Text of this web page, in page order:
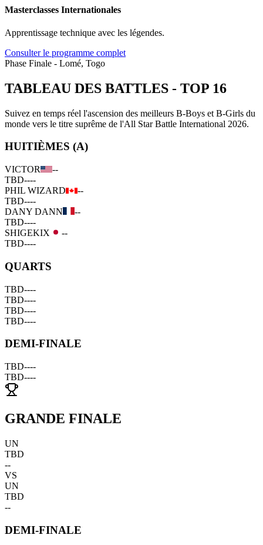
Masterclasses Internationales
Apprentissage technique avec les légendes.
Consulter le programme complet
Phase Finale - Lomé, Togo
TABLEAU DES BATTLES - TOP 16
Suivez en temps réel l'ascension des meilleurs B-Boys et B-Girls du
monde vers le titre suprême de l'All Star Battle International 2026.
HUITIÈMES (A)
VICTOR
--
TBD----
PHIL WIZARD
--
TBD----
DANY DANN
--
TBD----
SHIGEKIX
--
TBD----
QUARTS
TBD----
TBD----
TBD----
TBD----
DEMI-FINALE
TBD----
TBD----
GRANDE FINALE
UN
TBD
--
VS
UN
TBD
--
DEMI-FINALE